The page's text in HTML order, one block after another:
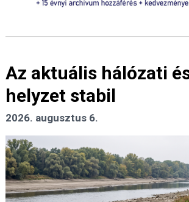
Az aktuális hálózati
helyzet stabil
2026. augusztus 6.